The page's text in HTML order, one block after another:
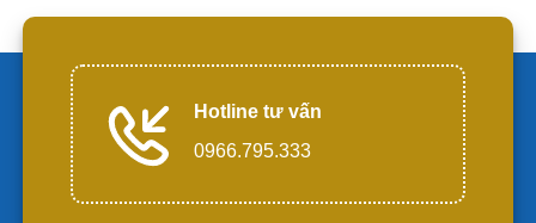
Hotline tư vấn
0966.795.333